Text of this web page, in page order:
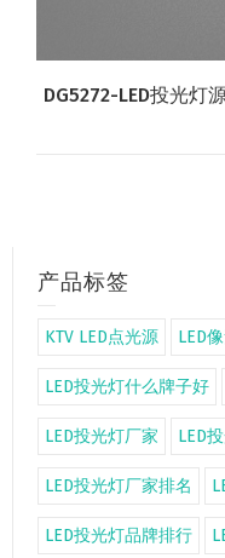
DG5272-LED投光
产品标签
KTV LED点光源 LED
LED投光灯什么牌子好
LED投光灯厂家 LED
LED投光灯厂家排名
LED投光灯品牌排行